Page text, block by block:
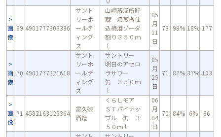
画
像
69 4901777308336
サント
リーホ
ールデ
ィング
ス
山崎蒸溜所貯
蔵 焙煎樽仕
込梅酒ソーダ
割り３５０ｍ
ｌ
05
月
11
日
73 98% 18% 177
画
像
70 4901777321618
サント
リーホ
ールデ
ィング
ス
サントリー
明日のアセロ
ラサワー
缶 ３５０ｍ
ｌ
05
月
25
日
71 87% 37% 103
画
像
71 4582163125364
富久娘
酒造
くらしモア
ＳＴパイナッ
プル 缶 ３
５０ｍｌ
06
月
04
日
70 84% 6% 86